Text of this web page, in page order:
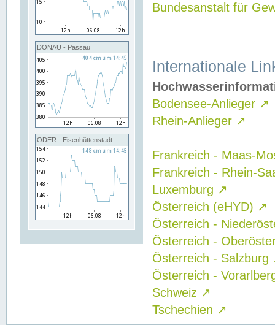
DONAU - Passau
ODER - Eisenhüttenstadt
Bundesanstalt für
Internationale
Bodensee-Anlieger ↗
Rhein-Anlieger ↗
Frankreich - Maas-
Frankreich - Rhein-
Luxemburg ↗
Österreich (eHYD) ↗
Österreich -
Österreich -
Österreich - Salzburg
Österreich -
Schweiz ↗
Tschechien ↗